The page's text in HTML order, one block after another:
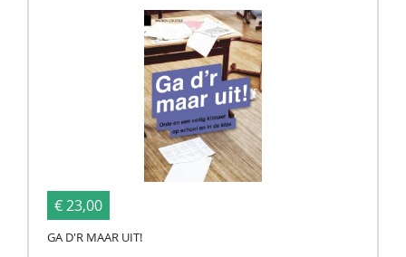
€ 23,00
GA D'R MAAR UIT!